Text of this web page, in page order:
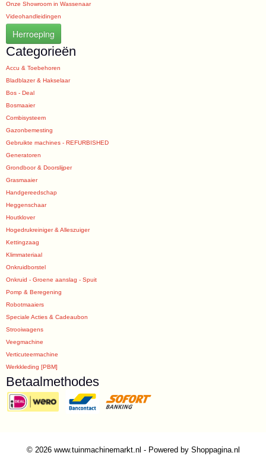
Onze Showroom in Wassenaar
Videohandleidingen
Herroeping
Categorieën
Accu & Toebehoren
Bladblazer & Hakselaar
Bos - Deal
Bosmaaier
Combisysteem
Gazonbemesting
Gebruikte machines - REFURBISHED
Generatoren
Grondboor & Doorslijper
Grasmaaier
Handgereedschap
Heggenschaar
Houtklover
Hogedrukreiniger & Alleszuiger
Kettingzaag
Klimmateriaal
Onkruidborstel
Onkruid - Groene aanslag - Spuit
Pomp & Beregening
Robotmaaiers
Speciale Acties & Cadeaubon
Strooiwagens
Veegmachine
Verticuteermachine
Werkkleding [PBM]
Betaalmethodes
© 2026 www.tuinmachinemarkt.nl - Powered by Shoppagina.nl